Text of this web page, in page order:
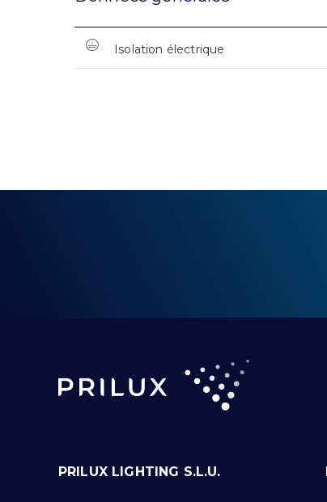
Isolation électrique
PRILUX LIGHTING S.L.U.